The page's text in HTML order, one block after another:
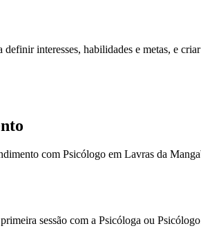
interesses, habilidades e metas, e
com Psicólogo em Lavras da
sessão com a Psicóloga ou